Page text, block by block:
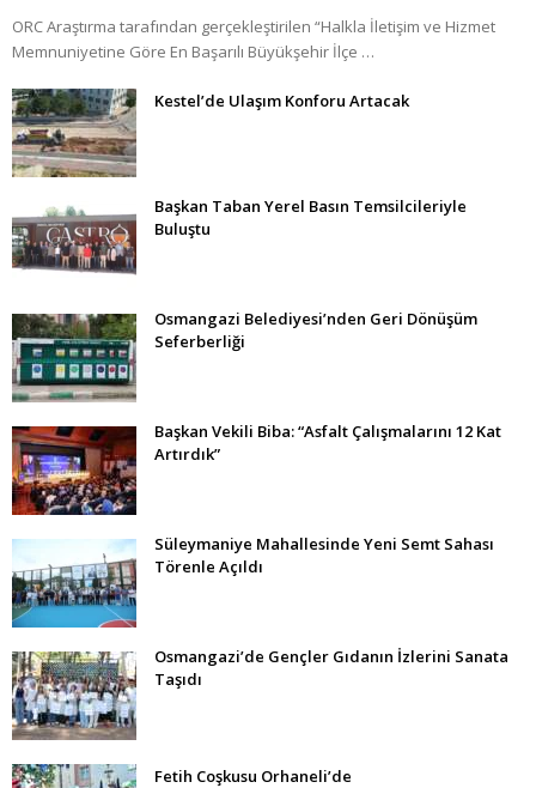
ORC Araştırma tarafından gerçekleştirilen “Halkla İletişim ve Hizmet
Memnuniyetine Göre En Başarılı Büyükşehir İlçe …
Kestel’de Ulaşım Konforu Artacak
Başkan Taban Yerel Basın Temsilcileriyle
Buluştu
Osmangazi Belediyesi’nden Geri Dönüşüm
Seferberliği
Başkan Vekili Biba: “Asfalt Çalışmalarını 12 Kat
Artırdık”
Süleymaniye Mahallesinde Yeni Semt Sahası
Törenle Açıldı
Osmangazi’de Gençler Gıdanın İzlerini Sanata
Taşıdı
Fetih Coşkusu Orhaneli’de